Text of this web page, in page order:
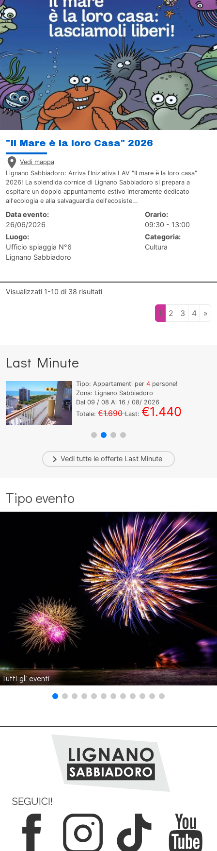
"Il Mare è la loro Casa" 2026
Vedi mappa
Lignano Sabbiadoro: Arriva l'Iniziativa LAV "Il mare è la loro casa"
2026! La splendida cornice di Lignano Sabbiadoro si prepara a
ospitare un doppio appuntamento estivo interamente dedicato
all'ecologia e alla salvaguardia dell'ecosiste...
Data evento:
26/06/2026
Orario:
09:30 - 13:00
Luogo:
Ufficio spiaggia N°6
Lignano Sabbiadoro
Categoria:
Cultura
Visualizzati 1-10 di 38 risultati
1 2 3 4 »
Last Minute
Tipo: Appartamenti per4 persone!
Zona: Lignano Sabbiadoro
Dal09 / 08 Al16 / 08/ 2026
Totale:€1.690Last:€1.440
Vedi tutte le offerte Last Minute
Tipo evento
Tutti gli eventi
SEGUICI!